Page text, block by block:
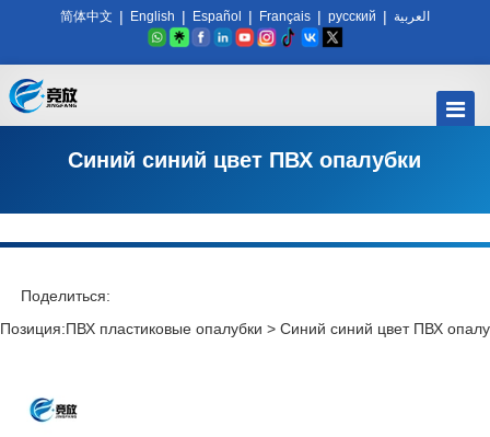
简体中文 | English | Español | Français | русский | العربية
Синий синий цвет ПВХ опалубки
Поделиться:
Позиция:ПВХ пластиковые опалубки > Синий синий цвет ПВХ